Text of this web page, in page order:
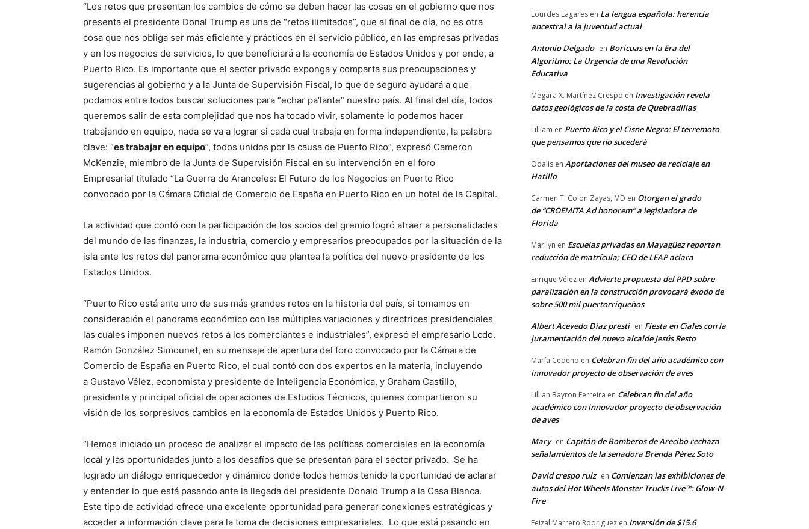
“Los retos que presentan los cambios de cómo se deben hacer las cosas en el gobierno que nos
presenta el presidente Donal Trump es una de “retos ilimitados”, que al final de día, no es otra
cosa que nos obliga ser más eficiente y prácticos en el servicio público, en las empresas privadas
y en los negocios de servicios, lo que beneficiará a la economía de Estados Unidos y por ende, a
Puerto Rico. Es importante que el sector privado exponga y comparta sus preocupaciones y
sugerencias al gobierno y a la Junta de Supervisión Fiscal, lo que de seguro ayudará a que
podamos entre todos buscar soluciones para “echar pa’lante” nuestro país. Al final del día, todos
queremos salir de esta complejidad que nos ha tocado vivir, solamente lo podemos hacer
trabajando en equipo, nada se va a lograr si cada cual trabaja en forma independiente, la palabra
clave: “es trabajar en equipo”, todos unidos por la causa de Puerto Rico”, expresó Cameron
McKenzie, miembro de la Junta de Supervisión Fiscal en su intervención en el foro
Empresarial titulado “La Guerra de Aranceles: El Futuro de los Negocios en Puerto Rico
convocado por la Cámara Oficial de Comercio de España en Puerto Rico en un hotel de la Capital.
La actividad que contó con la participación de los socios del gremio logró atraer a personalidades
del mundo de las finanzas, la industria, comercio y empresarios preocupados por la situación de la
isla ante los retos del panorama económico que plantea la política del nuevo presidente de los
Estados Unidos.
“Puerto Rico está ante uno de sus más grandes retos en la historia del país, si tomamos en
consideración el panorama económico con las múltiples variaciones y directrices presidenciales
las cuales imponen nuevos retos a los comerciantes e industriales”, expresó el empresario Lcdo.
Ramón González Simounet, en su mensaje de apertura del foro convocado por la Cámara de
Comercio de España en Puerto Rico, el cual contó con dos expertos en la materia, incluyendo
a Gustavo Vélez, economista y presidente de Inteligencia Económica, y Graham Castillo,
presidente y principal oficial de operaciones de Estudios Técnicos, quienes compartieron su
visión de los sorpresivos cambios en la economía de Estados Unidos y Puerto Rico.
“Hemos iniciado un proceso de analizar el impacto de las políticas comerciales en la economía
local y las oportunidades junto a los desafíos que se presentan para el sector privado. Se ha
logrado un diálogo enriquecedor y dinámico donde todos hemos tenido la oportunidad de aclarar
y entender lo que está pasando ante la llegada del presidente Donald Trump a la Casa Blanca.
Este tipo de actividad ofrece una excelente oportunidad para generar conexiones estratégicas y
acceder a información clave para la toma de decisiones empresariales. Lo que está pasando en
Lourdes Lagares en La lengua española: herencia
ancestral a la juventud actual
Antonio Delgado en Boricuas en la Era del
Algoritmo: La Urgencia de una Revolución
Educativa
Megara X. Martínez Crespo en Investigación revela
datos geológicos de la costa de Quebradillas
Lilliam en Puerto Rico y el Cisne Negro: El terremoto
que pensamos que no sucederá
Odalis en Aportaciones del museo de reciclaje en
Hatillo
Carmen T. Colon Zayas, MD en Otorgan el grado
de “CROEMITA Ad honorem” a legisladora de
Florida
Marilyn en Escuelas privadas en Mayagüez reportan
reducción de matrícula; CEO de LEAP aclara
Enrique Vélez en Advierte propuesta del PPD sobre
paralización en la construcción provocará éxodo de
sobre 500 mil puertorriqueños
Albert Acevedo Díaz presti en Fiesta en Ciales con la
juramentación del nuevo alcalde Jesús Resto
María Cedeño en Celebran fin del año académico con
innovador proyecto de observación de aves
Lillian Bayron Ferreira en Celebran fin del año
académico con innovador proyecto de observación
de aves
Mary en Capitán de Bomberos de Arecibo rechaza
señalamientos de la senadora Brenda Pérez Soto
David crespo ruiz en Comienzan las exhibiciones de
autos del Hot Wheels Monster Trucks Live™: Glow-N-
Fire
Feizal Marrero Rodriguez en Inversión de $15.6